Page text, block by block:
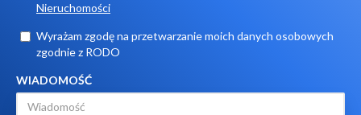
Nieruchomości
Wyrażam zgodę na przetwarzanie moich danych osobowych
zgodnie z RODO
WIADOMOŚĆ